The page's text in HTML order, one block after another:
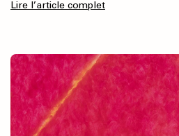
Lire l’article complet